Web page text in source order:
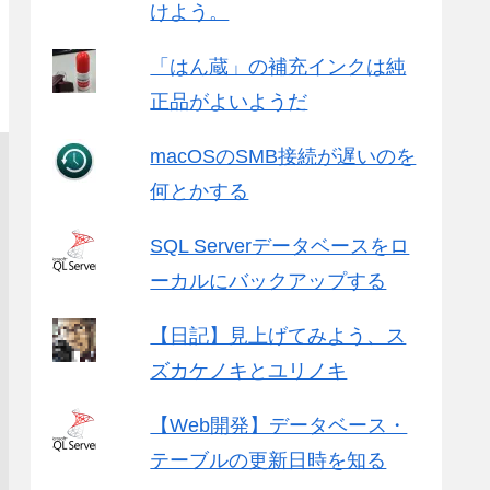
けよう。
「はん蔵」の補充インクは純
正品がよいようだ
macOSのSMB接続が遅いのを
何とかする
SQL Serverデータベースをロ
ーカルにバックアップする
【日記】見上げてみよう、ス
ズカケノキとユリノキ
【Web開発】データベース・
テーブルの更新日時を知る